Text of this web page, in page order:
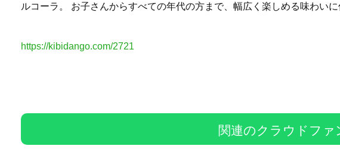
ルコーラ。 お子さんからすべての年代の方まで、幅広く楽しめる味わいに
https://kibidango.com/2721
関連のクラウドファ